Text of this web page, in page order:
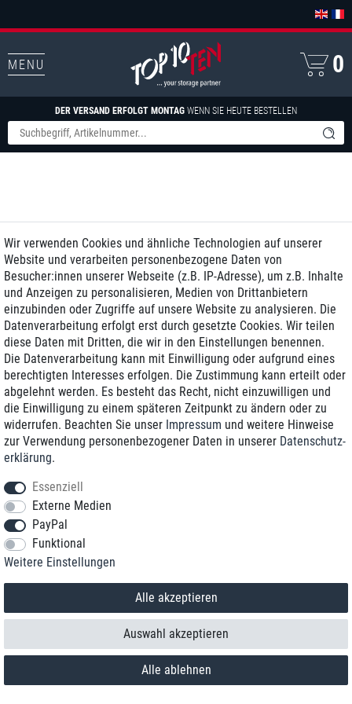
MENU
DER VERSAND ERFOLGT MONTAG WENN SIE HEUTE BESTELLEN
0
Vertrag widerrufen
Wir verwenden Cookies und ähnliche Technologien auf unserer
Website und verarbeiten personenbezogene Daten von
Besucher:innen unserer Webseite (z.B. IP-Adresse), um z.B. Inhalte
und Anzeigen zu personalisieren, Medien von Drittanbietern
einzubinden oder Zugriffe auf unsere Website zu analysieren. Die
Datenverarbeitung erfolgt erst durch gesetzte Cookies. Wir teilen
diese Daten mit Dritten, die wir in den Einstellungen benennen.
Die Datenverarbeitung kann mit Einwilligung oder aufgrund eines
berechtigten Interesses erfolgen. Die Zustimmung kann erteilt oder
abgelehnt werden. Es besteht das Recht, nicht einzuwilligen und
die Einwilligung zu einem späteren Zeitpunkt zu ändern oder zu
widerrufen. Beachten Sie unser Impressum und weitere Hinweise
zur Verwendung personenbezogener Daten in unserer Daten­schutz­
erklärung.
Essenziell
Externe Medien
PayPal
Funktional
Weitere Einstellungen
Alle akzeptieren
Alle ablehnen
Auswahl akzeptieren